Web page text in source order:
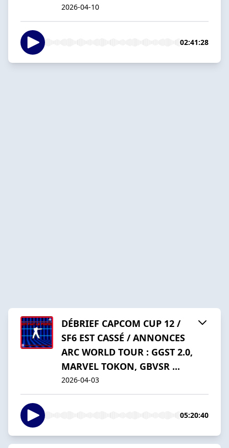
2026-04-10
02:41:28
DÉBRIEF CAPCOM CUP 12 /
SF6 EST CASSÉ / ANNONCES
ARC WORLD TOUR : GGST 2.0,
MARVEL TOKON, GBVSR ...
2026-04-03
05:20:40